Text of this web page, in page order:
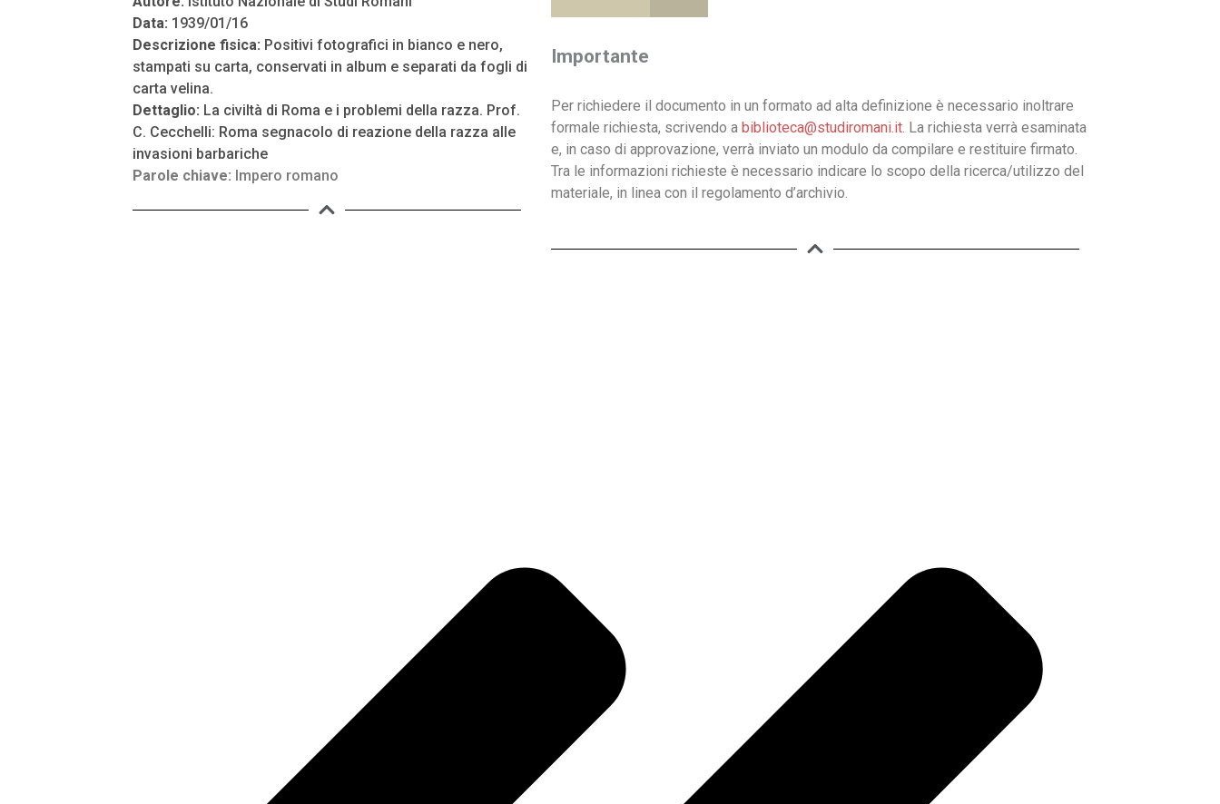
Data: 1939/01/16
Descrizione fisica: Positivi fotografici in bianco e nero,
stampati su carta, conservati in album e separati da fogli di
carta velina.
Dettaglio: La civiltà di Roma e i problemi della razza. Prof.
C. Cecchelli: Roma segnacolo di reazione della razza alle
invasioni barbariche
Parole chiave: Impero romano
Importante
Per richiedere il documento in un formato ad alta definizione è necessario inoltrare
formale richiesta, scrivendo a biblioteca@studiromani.it. La richiesta verrà esaminata
e, in caso di approvazione, verrà inviato un modulo da compilare e restituire firmato.
Tra le informazioni richieste è necessario indicare lo scopo della ricerca/utilizzo del
materiale, in linea con il regolamento d’archivio.